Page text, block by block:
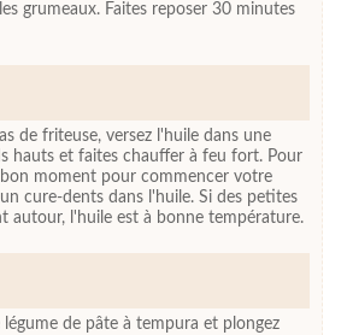
grumeaux. Faites reposer 30 minutes
de friteuse, versez l'huile dans une
hauts et faites chauffer à feu fort. Pour
moment pour commencer votre
cure-dents dans l'huile. Si des petites
autour, l'huile est à bonne température.
légume de pâte à tempura et plongez